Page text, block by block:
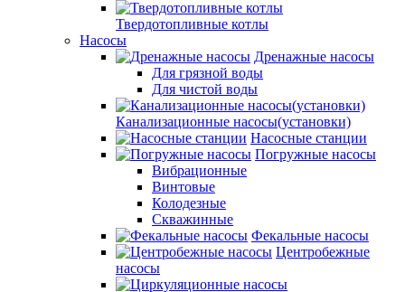
Твердотопливные котлы
Насосы
Дренажные насосы
Для грязной воды
Для чистой воды
Канализационные насосы(установки)
Насосные станции
Погружные насосы
Вибрационные
Винтовые
Колодезные
Скважинные
Фекальные насосы
Центробежные
насосы